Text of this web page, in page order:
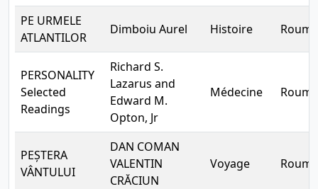
PE URMELE
ATLANTILOR
Dimboiu Aurel Histoire
PERSONALITY
Selected
Readings
Richard S.
Lazarus and
Edward M.
Opton, Jr
Médecine
PEȘTERA
VÂNTULUI
DAN COMAN
VALENTIN
CRĂCIUN
Voyage